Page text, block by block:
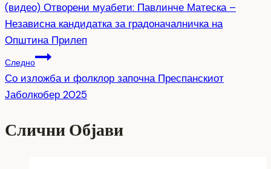
(видео) Отворени муабети: Павлинче Матеска –
Независна кандидатка за градоначалничка на
Општина Прилеп
Следно
Со изложба и фолклор започна Преспанскиот
Јаболкобер 2025
Слични Објави